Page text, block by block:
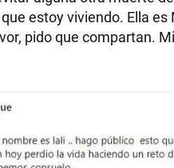
estoy viviendo. Ella
pido que compartan.